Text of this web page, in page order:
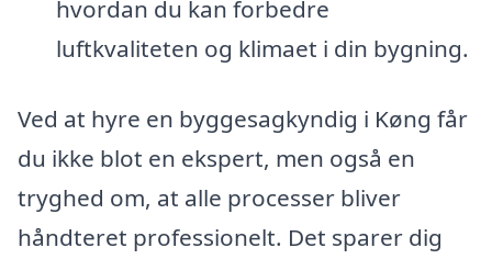
hvordan du kan forbedre
luftkvaliteten og klimaet i din bygning.
Ved at hyre en byggesagkyndig i Køng får
du ikke blot en ekspert, men også en
tryghed om, at alle processer bliver
håndteret professionelt. Det sparer dig